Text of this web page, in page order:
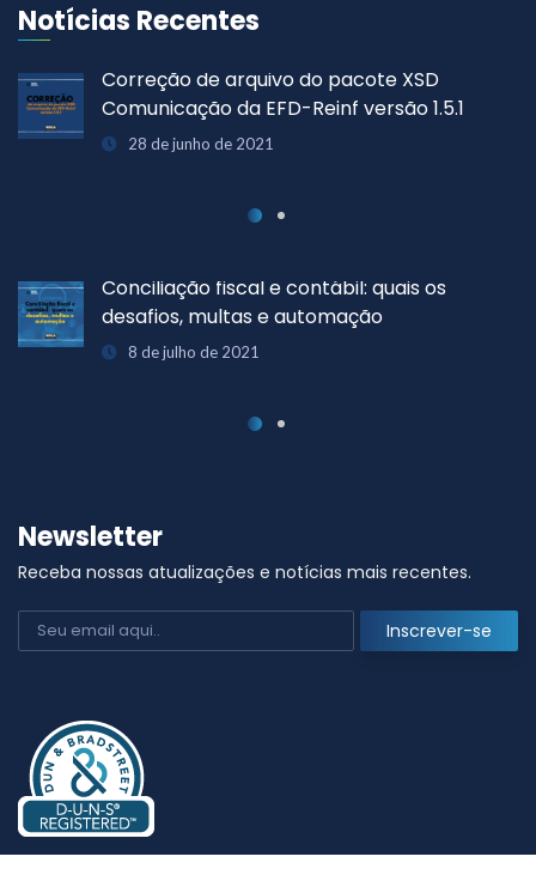
Notícias Recentes
CNIS passa por manutenção programada
para atualização da nova versão do eSocial
25 de junho de 2021
Principais desafios do Home Office para a
Área Fiscal
29 de junho de 2021
Newsletter
Receba nossas atualizações e notícias mais recentes.